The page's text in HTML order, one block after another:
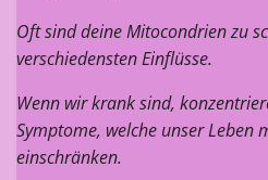
Oft sind deine Mitocondrien zu
verschiedensten Einflüsse.
Wenn wir krank sind,
Symptome, welche unser Leben
einschränken.